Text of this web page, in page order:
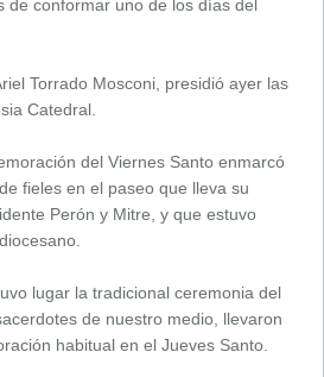
de conformar uno de los días del
Torrado Mosconi, presidió ayer las
Catedral.
del Viernes Santo enmarcó
fieles en el paseo que lleva su
Perón y Mitre, y que estuvo
lugar la tradicional ceremonia del
de nuestro medio, llevaron
habitual en el Jueves Santo.